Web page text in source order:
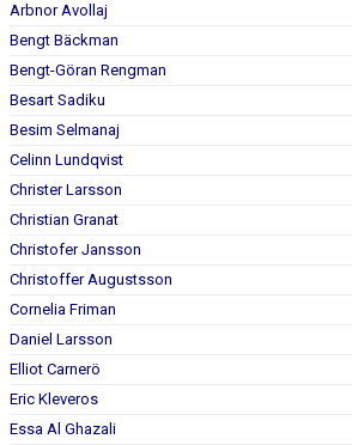
Arbnor Avollaj
Bengt Bäckman
Bengt-Göran Rengman
Besart Sadiku
Besim Selmanaj
Celinn Lundqvist
Christer Larsson
Christian Granat
Christofer Jansson
Christoffer Augustsson
Cornelia Friman
Daniel Larsson
Elliot Carnerö
Eric Kleveros
Essa Al Ghazali